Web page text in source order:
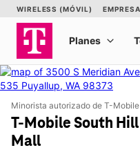
Minorista autorizado de T-Mobile
T-Mobile South Hill
Mall